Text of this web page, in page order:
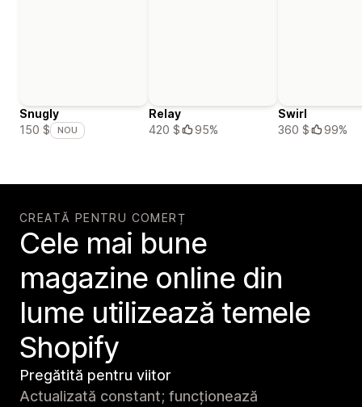
Snugly
150 $
NOU
Relay
420 $
95%
Swirl
360 $
99%
CREATĂ PENTRU COMERȚ
Cele mai bune
magazine online din
lume utilizează temele
Shopify
Pregătită pentru viitor
Actualizată constant; funcționează